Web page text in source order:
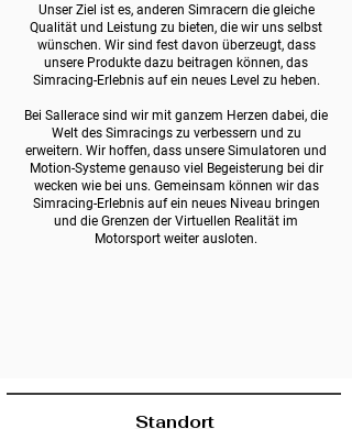
Unser Ziel ist es, anderen Simracern die gleiche
Qualität und Leistung zu bieten, die wir uns selbst
wünschen. Wir sind fest davon überzeugt, dass
unsere Produkte dazu beitragen können, das
Simracing-Erlebnis auf ein neues Level zu heben.
Bei Sallerace sind wir mit ganzem Herzen dabei, die
Welt des Simracings zu verbessern und zu
erweitern. Wir hoffen, dass unsere Simulatoren und
Motion-Systeme genauso viel Begeisterung bei dir
wecken wie bei uns. Gemeinsam können wir das
Simracing-Erlebnis auf ein neues Niveau bringen
und die Grenzen der Virtuellen Realität im
Motorsport weiter ausloten.
Standort